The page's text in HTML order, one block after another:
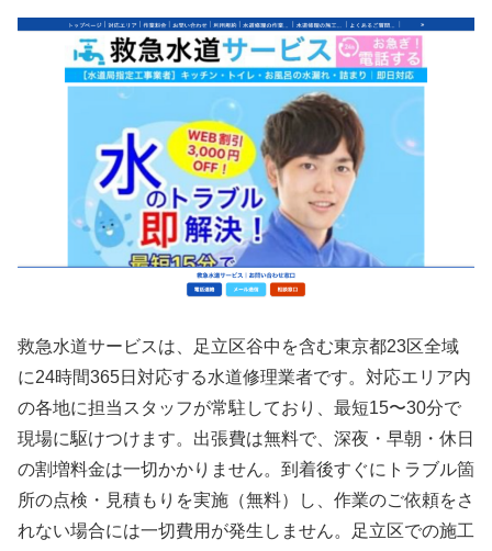
救急水道サービスは、足立区谷中を含む東京都23区全域
に24時間365日対応する水道修理業者です。対応エリア内
の各地に担当スタッフが常駐しており、最短15〜30分で
現場に駆けつけます。出張費は無料で、深夜・早朝・休日
の割増料金は一切かかりません。到着後すぐにトラブル箇
所の点検・見積もりを実施（無料）し、作業のご依頼をさ
れない場合には一切費用が発生しません。足立区での施工